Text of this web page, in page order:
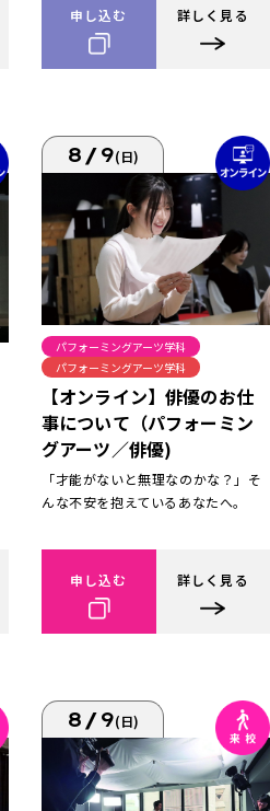
申し込む 詳しく見る
8/9(日)
パフォーミングアーツ学科
パフォーミングアーツ学科
【オンライン】俳優のお仕
事について（パフォーミン
グアーツ／俳優)
「才能がないと無理なのかな？」そ
んな不安を抱えているあなたへ。
申し込む 詳しく見る
8/9(日)